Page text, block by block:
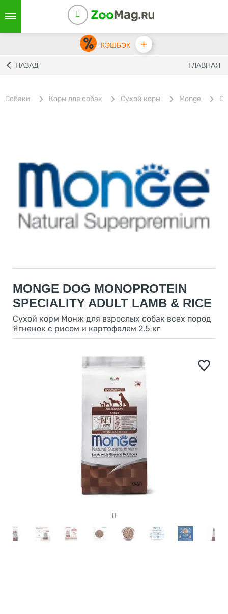
КЭШБЭК +
НАЗАД ГЛАВНАЯ
Собаки Корм для собак Сухой корм Monge
MONGE DOG MONOPROTEIN
SPECIALITY ADULT LAMB & RICE
Сухой корм Монж для взрослых собак всех пород
Ягненок с рисом и картофелем 2,5 кг